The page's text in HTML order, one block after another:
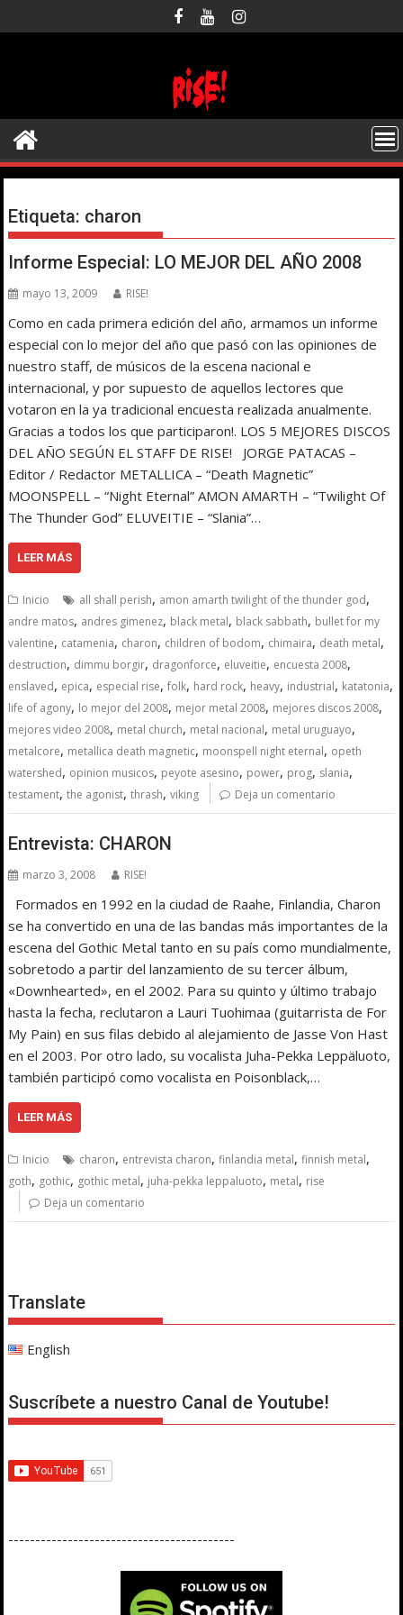
al
Etiqueta: charon
Informe Especial: LO MEJOR DEL AÑO 2008
mayo 13, 2009 RISE!
Como en cada primera edición del año, armamos un informe
especial con lo mejor del año que pasó con las opiniones de
nuestro staff, de músicos de la escena nacional e
internacional, y por supuesto de aquellos lectores que
votaron en la ya tradicional encuesta realizada anualmente.
Gracias a todos los que participaron!. LOS 5 MEJORES DISCOS
DEL AÑO SEGÚN EL STAFF DE RISE! JORGE PATACAS –
Editor / Redactor METALLICA – “Death Magnetic”
MOONSPELL – “Night Eternal” AMON AMARTH – “Twilight Of
The Thunder God” ELUVEITIE – “Slania”…
LEER MÁS
Inicio all shall perish, amon amarth twilight of the thunder god,
andre matos, andres gimenez, black metal, black sabbath, bullet for my
valentine, catamenia, charon, children of bodom, chimaira, death metal,
destruction, dimmu borgir, dragonforce, eluveitie, encuesta 2008,
enslaved, epica, especial rise,folk, hard rock, heavy, industrial, katatonia,
life of agony, lo mejor del 2008, mejor metal 2008, mejores discos 2008,
mejores video 2008, metal church, metal nacional, metal uruguayo,
metalcore, metallica death magnetic, moonspell night eternal, opeth
watershed, opinion musicos, peyote asesino, power, prog, slania,
testament,the agonist,thrash,viking Deja un comentario
Entrevista: CHARON
marzo 3, 2008 RISE!
Formados en 1992 en la ciudad de Raahe, Finlandia, Charon
se ha convertido en una de las bandas más importantes de la
escena del Gothic Metal tanto en su país como mundialmente,
sobretodo a partir del lanzamiento de su tercer álbum,
«Downhearted», en el 2002. Para su quinto y último trabajo
hasta la fecha, reclutaron a Lauri Tuohimaa (guitarrista de For
My Pain) en sus filas debido al alejamiento de Jasse Von Hast
en el 2003. Por otro lado, su vocalista Juha-Pekka Leppäluoto,
también participó como vocalista en Poisonblack,…
LEER MÁS
Inicio charon, entrevista charon,finlandia metal,finnish metal,
goth, gothic, gothic metal, juha-pekka leppaluoto, metal, rise
Deja un comentario
Translate
English
Suscríbete a nuestro Canal de Youtube!
------------------------------------------